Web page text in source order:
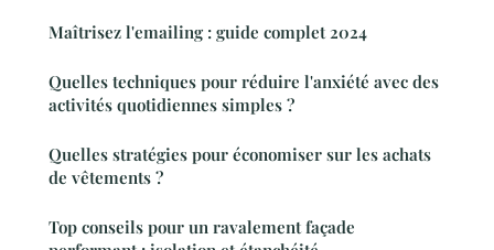
Maîtrisez l'emailing : guide complet 2024
Quelles techniques pour réduire l'anxiété avec des
activités quotidiennes simples ?
Quelles stratégies pour économiser sur les achats
de vêtements ?
Top conseils pour un ravalement façade